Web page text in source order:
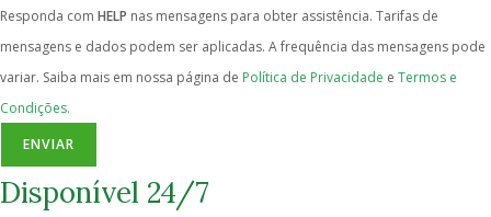
Responda com HELP nas mensagens para obter assistência. Tarifas de
mensagens e dados podem ser aplicadas. A frequência das mensagens pode
variar. Saiba mais em nossa página de Política de Privacidade e Termos e
Condições.
ENVIAR
Disponível 24/7